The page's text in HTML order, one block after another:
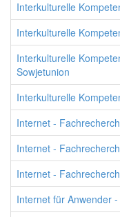
Interkulturelle
Interkulturelle
Interkulturelle
Sowjetunion
Interkulturelle
Internet -
Internet -
Internet -
Internet für Anwender